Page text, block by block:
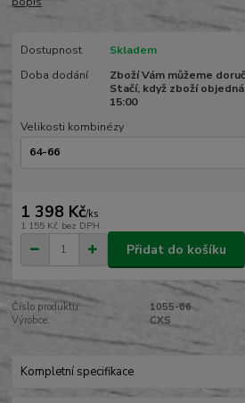
Dostupnost
Skladem
Doba dodání
Zboží Vám můžeme
Stačí, když zboží
15:00
Velikosti kombinézy
1 398 Kč/ks
1 155 Kč bez DPH
Přidat do košíku
Číslo produktu:
1055-66
Výrobce:
CXS
Kompletní specifikace